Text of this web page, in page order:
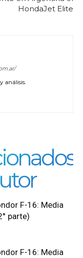
HondaJet Elite
análisis.
F-16: Media
parte)
F-16: Media